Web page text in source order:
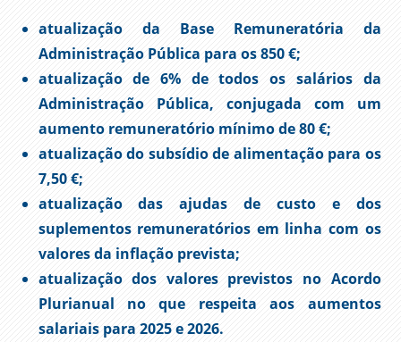
atualização da Base Remuneratória da
Administração Pública para os 850 €;
atualização de 6% de todos os salários da
Administração Pública, conjugada com um
aumento remuneratório mínimo de 80 €;
atualização do subsídio de alimentação para os
7,50 €;
atualização das ajudas de custo e dos
suplementos remuneratórios em linha com os
valores da inflação prevista;
atualização dos valores previstos no Acordo
Plurianual no que respeita aos aumentos
salariais para 2025 e 2026.